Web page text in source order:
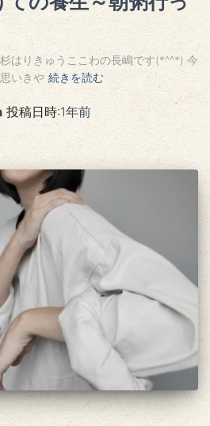
はりきゅうここわの長嶋です(*^^*) 今
いきや 続きを読む
投稿日時:1年前